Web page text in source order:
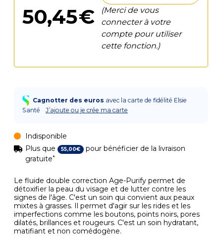
Le fluide double correction Age-Purify permet de
détoxifier la peau du visage et de lutter contre les
signes de l'âge. C'est un soin qui convient aux peaux
mixtes à grasses. Il permet d'agir sur les rides et les
imperfections comme les boutons, points noirs, pores
dilatés, brillances et rougeurs. C'est un soin hydratant,
matifiant et non comédogène.
50,45€
(Merci de vous
connecter à votre
compte pour utiliser
cette fonction.)
Cagnotter des euros avec la carte de fidélité Elsie
Santé
J’ajoute ou je crée ma carte
Indisponible
Plus que
55,00€ pour bénéficier de la livraison
gratuite*